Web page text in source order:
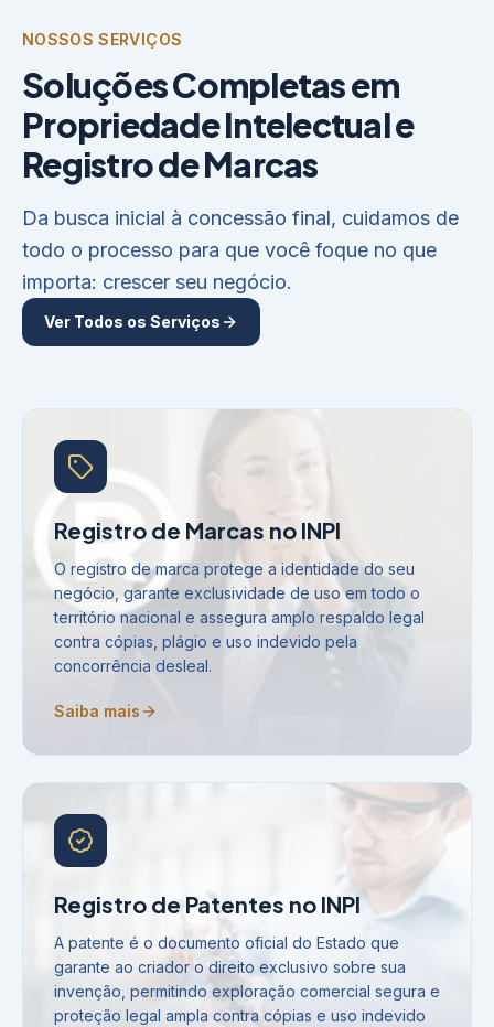
NOSSOS SERVIÇOS
Soluções Completas em
Propriedade Intelectual e
Registro de Marcas
Da busca inicial à concessão final, cuidamos de
todo o processo para que você foque no que
importa: crescer seu negócio.
Ver Todos os Serviços
Registro de Marcas no INPI
O registro de marca protege a identidade do seu
negócio, garante exclusividade de uso em todo o
território nacional e assegura amplo respaldo legal
contra cópias, plágio e uso indevido pela
concorrência desleal.
Saiba mais
Registro de Patentes no INPI
A patente é o documento oficial do Estado que
garante ao criador o direito exclusivo sobre sua
invenção, permitindo exploração comercial segura e
proteção legal ampla contra cópias e uso indevido